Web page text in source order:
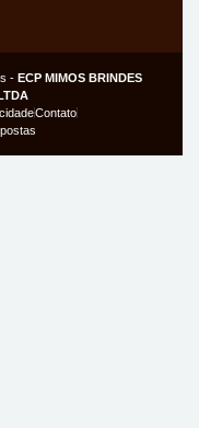
- ECP MIMOS BRINDES
Contato